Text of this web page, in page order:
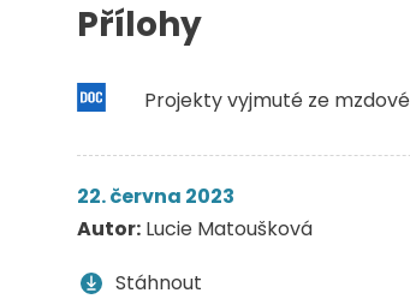
Přílohy
Projekty vyjmuté ze
22. června 2023
Autor: Lucie Matoušková
Stáhnout